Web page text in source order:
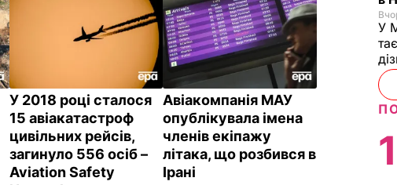
У 2018 році сталося
15 авіакатастроф
цивільних рейсів,
загинуло 556 осіб –
Aviation Safety
Авіакомпанія МАУ
опублікувала імена
членів екіпажу
літака, що розбився в
Ірані
У
1